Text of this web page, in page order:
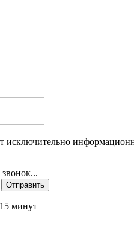
исключительно
Отправить
минут